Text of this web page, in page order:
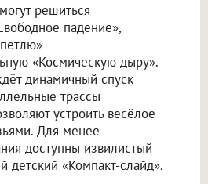
решиться
падение»,
«Космическую дыру».
динамичный спуск
трассы
устроить весёлое
Для менее
доступны извилистый
детский «Компакт-слайд».